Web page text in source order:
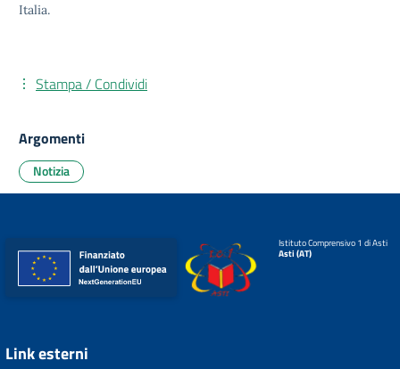
Italia.
Stampa / Condividi
Argomenti
Notizia
Istituto Comprensivo 1 di Asti
Asti (AT)
Link esterni